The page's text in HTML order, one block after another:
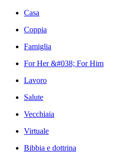
Casa
Coppia
Famiglia
For Her &#038; For Him
Lavoro
Salute
Vecchiaia
Virtuale
Bibbia e dottrina